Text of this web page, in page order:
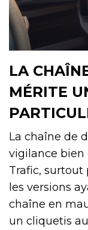
LA
MÉRITE
La chaîne de
vigilance bien
Trafic, surtout
les versions
chaîne en
un cliquetis